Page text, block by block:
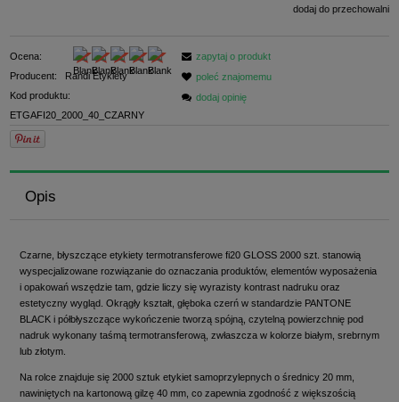
dodaj do przechowalni
Ocena:
Producent:
Randi Etykiety
Kod produktu:
ETGAFI20_2000_40_CZARNY
zapytaj o produkt
poleć znajomemu
dodaj opinię
Opis
Czarne, błyszczące etykiety termotransferowe fi20 GLOSS 2000 szt. stanowią
wyspecjalizowane rozwiązanie do oznaczania produktów, elementów wyposażenia
i opakowań wszędzie tam, gdzie liczy się wyrazisty kontrast nadruku oraz
estetyczny wygląd. Okrągły kształt, głęboka czerń w standardzie PANTONE
BLACK i półbłyszczące wykończenie tworzą spójną, czytelną powierzchnię pod
nadruk wykonany taśmą termotransferową, zwłaszcza w kolorze białym, srebrnym
lub złotym.
Na rolce znajduje się 2000 sztuk etykiet samoprzylepnych o średnicy 20 mm,
nawiniętych na kartonową gilzę 40 mm, co zapewnia zgodność z większością